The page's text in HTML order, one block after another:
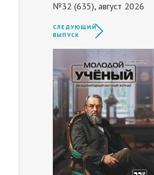
№32 (635), август 2026
СЛЕДУЮЩИЙ
ВЫПУСК